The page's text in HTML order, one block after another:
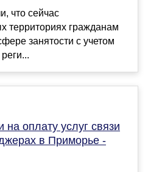
что сейчас
территориях гражданам
занятости с учетом
на оплату услуг связи
в Приморье -